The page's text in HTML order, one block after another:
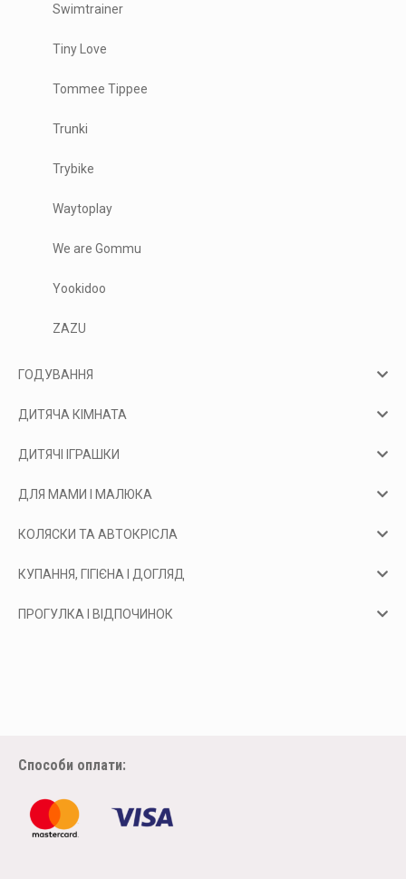
Swimtrainer
Tiny Love
Tommee Tippee
Trunki
Trybike
Waytoplay
We are Gommu
Yookidoo
ZAZU
ГОДУВАННЯ
ДИТЯЧА КІМНАТА
ДИТЯЧІ ІГРАШКИ
ДЛЯ МАМИ І МАЛЮКА
КОЛЯСКИ ТА АВТОКРІСЛА
КУПАННЯ, ГІГІЄНА І ДОГЛЯД
ПРОГУЛКА І ВІДПОЧИНОК
Способи оплати: